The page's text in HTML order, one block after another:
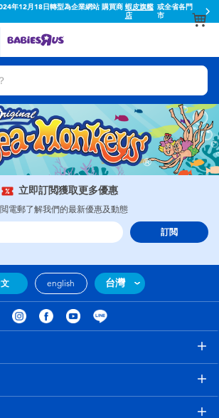
年12月18日轉型為企業網站 購買商 蝦皮旗艦
店
或全省各門
市
色扮演,射擊玩具
車,騎乘車
樂高LEGO
,火車及遙控系列
,蠟筆,泥膠,畫板
,收藏公仔
系列
總動員
超級瑪利歐
優品
立即訂閲獲取更多優惠
電郵了解我們的最新優惠及動態
訂閲
english 台灣